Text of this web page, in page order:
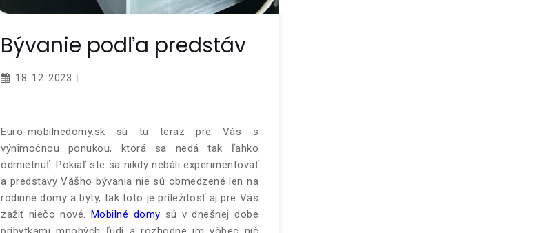
Bývanie podľa predstáv
18. 12. 2023
Euro-mobilnedomy.sk sú tu teraz pre Vás s
výnimočnou ponukou, ktorá sa nedá tak ľahko
odmietnuť. Pokiaľ ste sa nikdy nebáli experimentovať
a predstavy Vášho bývania nie sú obmedzené len na
rodinné domy a byty, tak toto je príležitosť aj pre Vás
zažiť niečo nové. Mobilné domy sú v dnešnej dobe